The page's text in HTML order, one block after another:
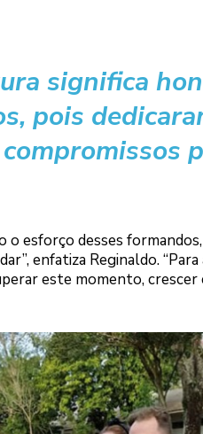
significa
pois
esforço desses formandos,
enfatiza Reginaldo.
este momento,